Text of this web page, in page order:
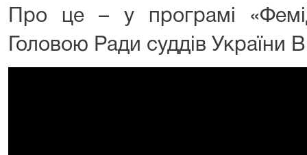
Про це – у програмі
Головою Ради суддів України